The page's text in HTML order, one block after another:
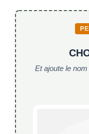
k
Et ajoute le